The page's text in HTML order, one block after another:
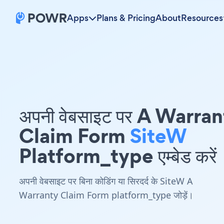
Apps Plans & PricingAboutResources
अपनी वेबसाइट पर A
Claim Form SiteW
Platform_type एम्बेड करें
अपनी वेबसाइट पर बिना कोडिंग या सिरदर्द के SiteW A
Warranty Claim Form platform_type जोड़ें।